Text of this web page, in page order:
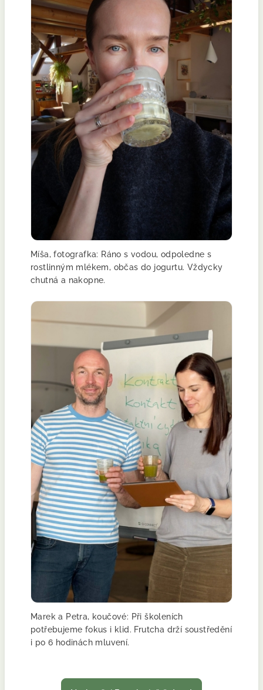
Míša, fotografka: Ráno s vodou, odpoledne s
rostlinným mlékem, občas do jogurtu. Vždycky
chutná a nakopne.
Marek a Petra, koučové: Při školeních
potřebujeme fokus i klid. Frutcha drží soustředění
i po 6 hodinách mluvení.